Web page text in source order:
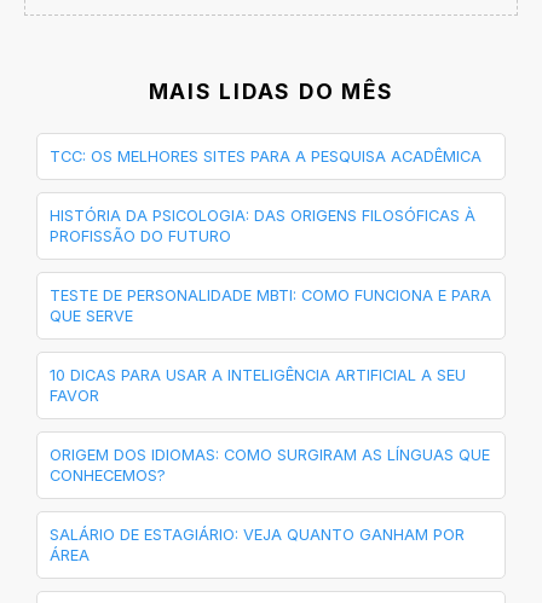
MAIS LIDAS DO MÊS
TCC: OS MELHORES SITES PARA A PESQUISA ACADÊMICA
HISTÓRIA DA PSICOLOGIA: DAS ORIGENS FILOSÓFICAS À
PROFISSÃO DO FUTURO
TESTE DE PERSONALIDADE MBTI: COMO FUNCIONA E PARA
QUE SERVE
10 DICAS PARA USAR A INTELIGÊNCIA ARTIFICIAL A SEU
FAVOR
ORIGEM DOS IDIOMAS: COMO SURGIRAM AS LÍNGUAS QUE
CONHECEMOS?
SALÁRIO DE ESTAGIÁRIO: VEJA QUANTO GANHAM POR
ÁREA